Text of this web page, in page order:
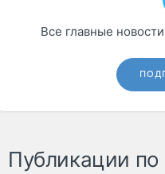
Все главные
Публикации по